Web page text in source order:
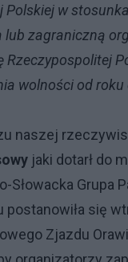
Polskiej w
lub zagraniczną
Rzeczypospolitej
wolności od roku
naszej
jaki dotarł do
Słowacka Grupa
postanowiła się
Zjazdu